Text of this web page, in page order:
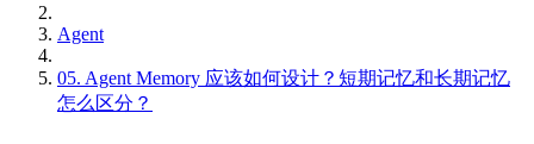
Agent
05. Agent Memory 应该如何设计？短期记忆和长期记忆
怎么区分？